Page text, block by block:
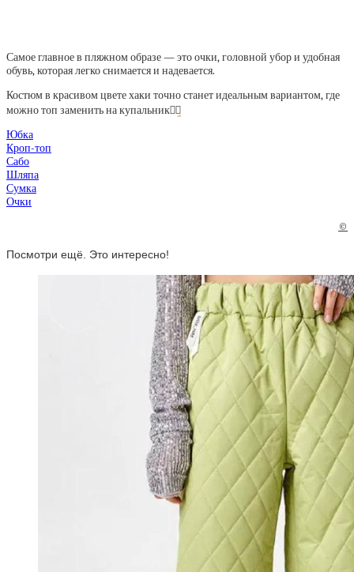
Самое главное в пляжном образе — это очки, головной убор и удобная
обувь, которая легко снимается и надевается.
Костюм в красивом цвете хаки точно станет идеальным вариантом, где
можно топ заменить на купальник👌🏼
Юбка
Кроп-топ
Сабо
Шляпа
Сумка
Очки
©
Посмотри ещё. Это интересно!